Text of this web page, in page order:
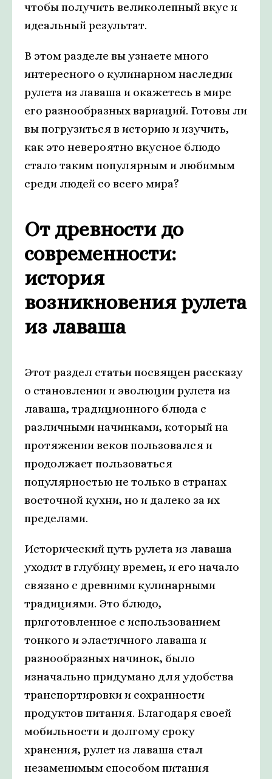
чтобы получить великолепный вкус и
идеальный результат.
В этом разделе вы узнаете много
интересного о кулинарном наследии
рулета из лаваша и окажетесь в мире
его разнообразных вариаций. Готовы ли
вы погрузиться в историю и изучить,
как это невероятно вкусное блюдо
стало таким популярным и любимым
среди людей со всего мира?
От древности до
современности:
история
возникновения рулета
из лаваша
Этот раздел статьи посвящен рассказу
о становлении и эволюции рулета из
лаваша, традиционного блюда с
различными начинками, который на
протяжении веков пользовался и
продолжает пользоваться
популярностью не только в странах
восточной кухни, но и далеко за их
пределами.
Исторический путь рулета из лаваша
уходит в глубину времен, и его начало
связано с древними кулинарными
традициями. Это блюдо,
приготовленное с использованием
тонкого и эластичного лаваша и
разнообразных начинок, было
изначально придумано для удобства
транспортировки и сохранности
продуктов питания. Благодаря своей
мобильности и долгому сроку
хранения, рулет из лаваша стал
незаменимым способом питания